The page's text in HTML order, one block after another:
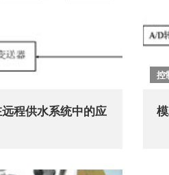
程供水系统中的应
控